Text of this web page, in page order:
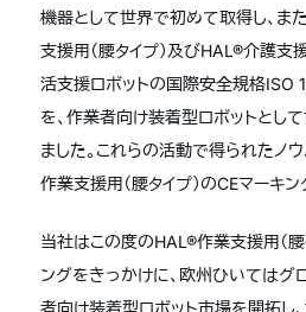
機器として世界で初めて取得し、ま
支援用（腰タイプ）及びHAL®介護支
活支援ロボットの国際安全規格
を、作業者向け装着型ロボットとし
ました。これらの活動で得られたノ
作業支援用（腰タイプ）のCEマーキン
当社はこの度のHAL®作業支援用（腰
ングをきっかけに、欧州ひいてはグ
者向け装着型ロボット市場を開拓し